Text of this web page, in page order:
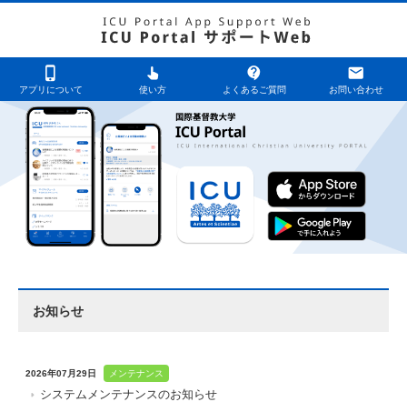
phone_iphone
アプリについて
pan_tool_alt
使い方
contact_support
よくあるご質問
mail
お問い合わせ
お知らせ
2026年07月29日 メンテナンス
システムメンテナンスのお知らせ